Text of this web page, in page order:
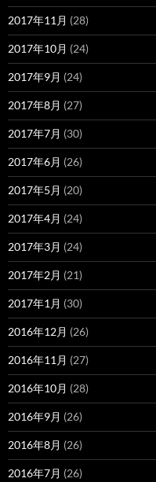
2017年11月 (28)
2017年10月 (24)
2017年9月 (24)
2017年8月 (27)
2017年7月 (30)
2017年6月 (26)
2017年5月 (20)
2017年4月 (24)
2017年3月 (24)
2017年2月 (21)
2017年1月 (30)
2016年12月 (26)
2016年11月 (27)
2016年10月 (28)
2016年9月 (26)
2016年8月 (26)
2016年7月 (26)